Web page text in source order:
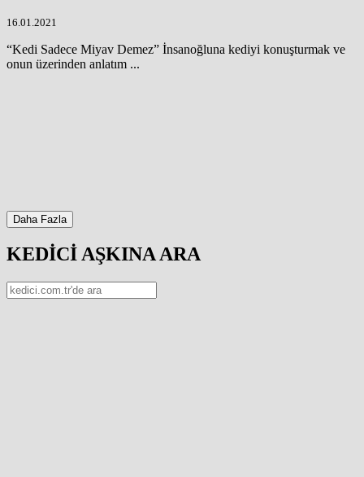
16.01.2021
“Kedi Sadece Miyav Demez” İnsanoğluna kediyi konuşturmak ve
onun üzerinden anlatım ...
Daha Fazla
KEDİCİ AŞKINA ARA